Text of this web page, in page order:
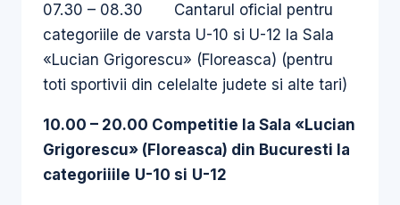
07.30 – 08.30 Cantarul oficial pentru
categoriile de varsta U-10 si U-12 la Sala
«Lucian Grigorescu» (Floreasca) (pentru
toti sportivii din celelalte judete si alte tari)
10.00 – 20.00 Competitie la Sala «Lucian
Grigorescu» (Floreasca) din Bucuresti la
categoriiile U-10 si U-12